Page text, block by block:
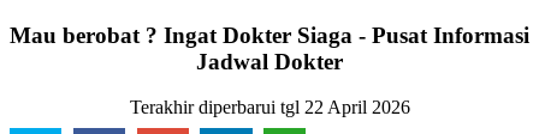
Mau berobat ? Ingat Dokter Siaga - Pusat Informasi
Jadwal Dokter
Terakhir diperbarui tgl 22 April 2026